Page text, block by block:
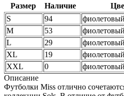
Размер
Наличие
S
94
фиолетовый
M
53
фиолетовый
L
29
фиолетовый
XL
19
фиолетовый
XXL
0
фиолетовый
Описание
Футболки Miss отлично